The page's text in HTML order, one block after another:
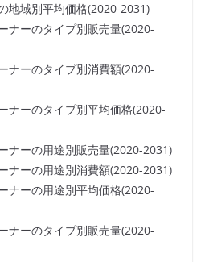
地域別平均価格(2020-2031)
ナーのタイプ別販売量(2020-
ナーのタイプ別消費額(2020-
ナーのタイプ別平均価格(2020-
ナーの用途別販売量(2020-2031)
ナーの用途別消費額(2020-2031)
ナーの用途別平均価格(2020-
ナーのタイプ別販売量(2020-